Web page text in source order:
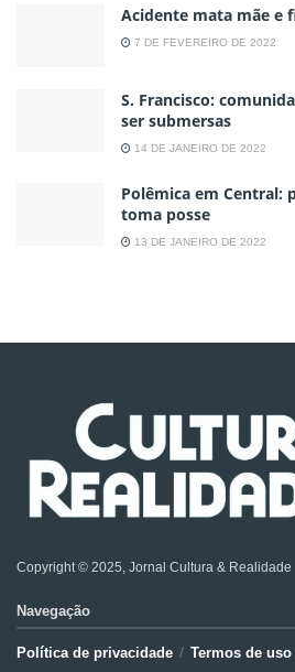
Acidente mata mãe e
7 DE FEVEREIRO DE 2022
S. Francisco:
ser submersas
14 DE JANEIRO DE 2022
Polêmica em Central:
toma posse
13 DE JANEIRO DE 2022
Copyright © 2025, Jornal Cultura & Realidade
Navegação
Política de privacidade Termos de uso